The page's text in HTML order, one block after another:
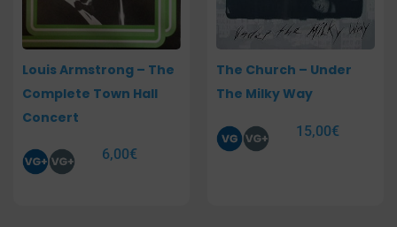
Louis Armstrong – The
Complete Town Hall
Concert
6,00€
The Church – Under
The Milky Way
15,00€